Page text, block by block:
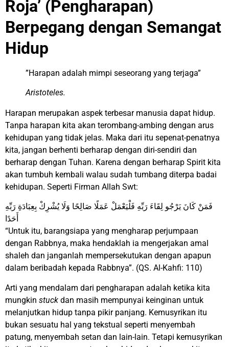
Roja’ (Pengharapan)
Berpegang dengan Semangat
Hidup
”Harapan adalah mimpi seseorang yang terjaga”
Aristoteles.
Harapan merupakan aspek terbesar manusia dapat hidup.
Tanpa harapan kita akan terombang-ambing dengan arus
kehidupan yang tidak jelas. Maka dari itu sepenat-penatnya
kita, jangan berhenti berharap dengan diri-sendiri dan
berharap dengan Tuhan. Karena dengan berharap Spirit kita
akan tumbuh kembali walau sudah tumbang diterpa badai
kehidupan. Seperti Firman Allah Swt:
فَمَنْ كَانَ يَرْجُو لِقَاءَ رَبِّهِ فَلْيَعْمَلْ عَمَلًا صَالِحًا وَلَا يُشْرِكْ بِعِبَادَةِ رَبِّهِ
أَحَدًا
“Untuk itu, barangsiapa yang mengharap perjumpaan
dengan Rabbnya, maka hendaklah ia mengerjakan amal
shaleh dan janganlah mempersekutukan dengan apapun
dalam beribadah kepada Rabbnya”. (QS. Al-Kahfi: 110)
Arti yang mendalam dari pengharapan adalah ketika kita
mungkin stuck dan masih mempunyai keinginan untuk
melanjutkan hidup tanpa pikir panjang. Kemusyrikan itu
bukan sesuatu hal yang tekstual seperti menyembah
patung, menyembah setan dan lain-lain. Tetapi kemusyrikan